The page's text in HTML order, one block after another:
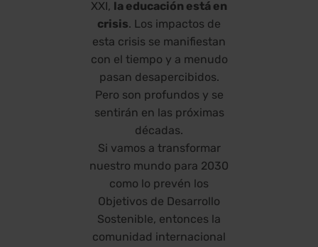
XXI, la educación está en
crisis. Los impactos de
esta crisis se manifiestan
con el tiempo y a menudo
pasan desapercibidos.
Pero son profundos y se
sentirán en las próximas
décadas.
Si vamos a transformar
nuestro mundo para 2030
como lo prevén los
Objetivos de Desarrollo
Sostenible, entonces la
comunidad internacional